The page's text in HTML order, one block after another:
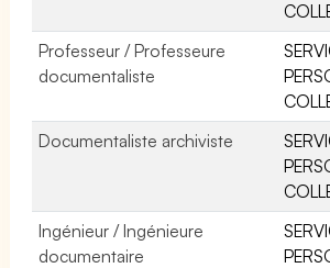
Professeur / Professeure
documentaliste
Documentaliste archiviste
Ingénieur / Ingénieure
documentaire